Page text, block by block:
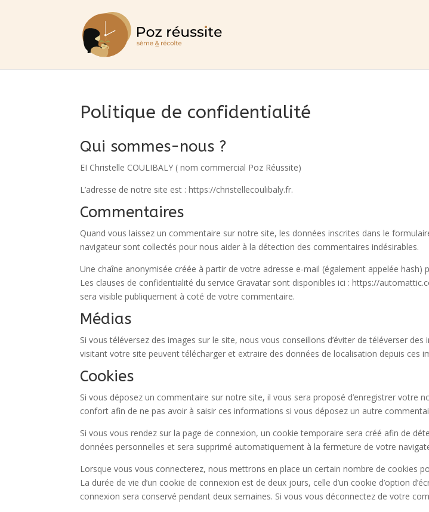
Politique de confidentialité
Qui sommes-nous ?
EI Christelle COULIBALY ( nom commercial Poz Réussite)
L’adresse de notre site est : https://christellecoulibaly.fr.
Commentaires
Quand vous laissez un commentaire sur notre site, les données inscrites dans le
navigateur sont collectés pour nous aider à la détection des commentaires indésirables.
Une chaîne anonymisée créée à partir de votre adresse e-mail (également appelée
Les clauses de confidentialité du service Gravatar sont disponibles ici : https://
sera visible publiquement à coté de votre commentaire.
Médias
Si vous téléversez des images sur le site, nous vous conseillons d’éviter de téléverser
visitant votre site peuvent télécharger et extraire des données de localisation depuis ces
Cookies
Si vous déposez un commentaire sur notre site, il vous sera proposé d’enregistrer votre
confort afin de ne pas avoir à saisir ces informations si vous déposez un autre
Si vous vous rendez sur la page de connexion, un cookie temporaire sera créé afin de
données personnelles et sera supprimé automatiquement à la fermeture de votre
Lorsque vous vous connecterez, nous mettrons en place un certain nombre de cookies
La durée de vie d’un cookie de connexion est de deux jours, celle d’un cookie d’option
connexion sera conservé pendant deux semaines. Si vous vous déconnectez de votre